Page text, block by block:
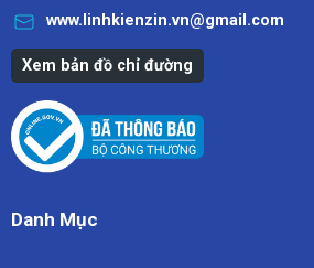
www.linhkienzin.vn@gmail.com
Xem bản đồ chỉ đường
Danh Mục